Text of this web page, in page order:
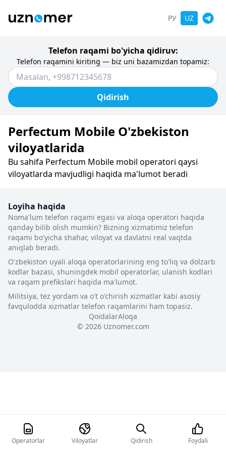
РУ UZ
Telefon raqami bo'yicha qidiruv:
Telefon raqamini kiriting — biz uni bazamizdan topamiz:
Qidirish
Operatorlar Viloyatlar Qidirish Foydali
Perfectum Mobile O'zbekiston
viloyatlarida
Bu sahifa Perfectum Mobile mobil operatori qaysi
viloyatlarda mavjudligi haqida ma'lumot beradi
Loyiha haqida
Noma'lum telefon raqami egasi va aloqa operatori haqida
qanday bilib olish mumkin? Bizning xizmatimiz telefon
raqami bo'yicha shahar, viloyat va davlatni real vaqtda
aniqlab beradi.
O'zbekiston uyali aloqa operatorlarining eng to'liq va dolzarb
kodlar bazasi, shuningdek mobil operatorlar, ulanish kodlari
va raqam prefikslari haqida ma'lumot.
Militsiya, tez yordam va o't o'chirish xizmatlar kabi asosiy
favqulodda xizmatlar telefon raqamlarini ham topasiz.
QoidalarAloqa
© 2026 Uznomer.com